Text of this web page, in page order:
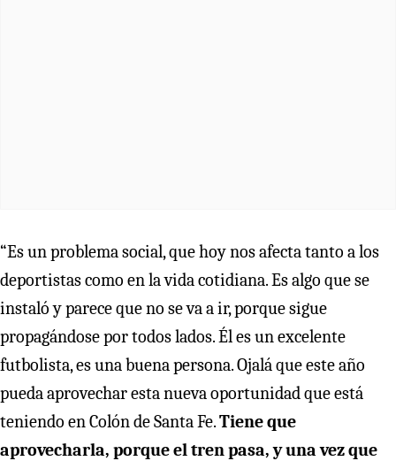
“Es un problema social, que hoy nos afecta tanto a los
deportistas como en la vida cotidiana. Es algo que se
instaló y parece que no se va a ir, porque sigue
propagándose por todos lados. Él es un excelente
futbolista, es una buena persona. Ojalá que este año
pueda aprovechar esta nueva oportunidad que está
teniendo en Colón de Santa Fe.Tiene que
aprovecharla, porque el tren pasa, y una vez que